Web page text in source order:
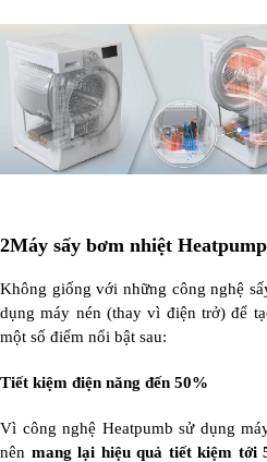
2Máy sấy bơm nhiệt
Không giống với những công nghệ
dụng máy nén (thay vì điện trở) để
một số điểm nổi bật sau:
Tiết kiệm điện năng đến 50%
Vì công nghệ Heatpumb sử dụng
nên mang lại hiệu quả tiết kiệm tới